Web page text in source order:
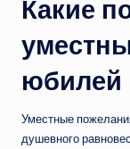
Какие
юбилей
Уместные
душевного